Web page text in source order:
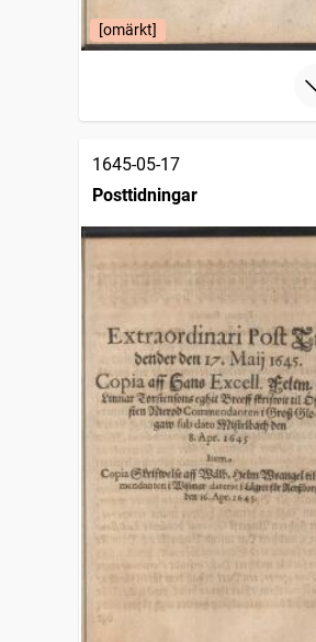
[omärkt]
1645-05-17
Posttidningar